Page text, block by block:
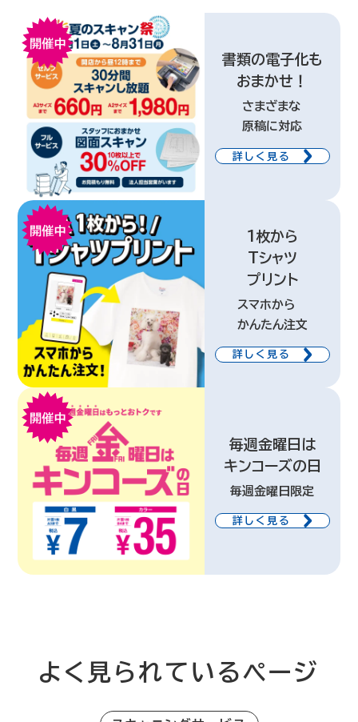
書類の電子化も
おまかせ！
さまざまな
原稿に対応
詳しく見る
1枚から
Tシャツ
プリント
スマホから
かんたん注文
詳しく見る
毎週金曜日は
キンコーズの日
毎週金曜日限定
詳しく見る
よく見られているページ